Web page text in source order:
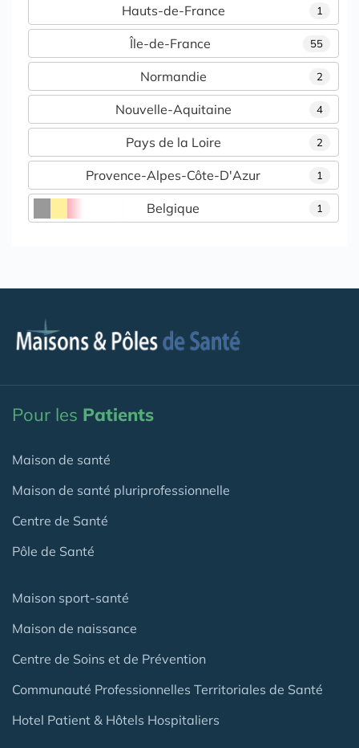
1
Hauts-de-France
55
Île-de-France
2
Normandie
4
Nouvelle-Aquitaine
2
Pays de la Loire
1
Provence-Alpes-Côte-D'Azur
Belgique 1
Pour les Patients
Maison de santé
Maison de santé pluriprofessionnelle
Centre de Santé
Pôle de Santé
Maison sport-santé
Maison de naissance
Centre de Soins et de Prévention
Communauté Professionnelles Territoriales de Santé
Hotel Patient & Hôtels Hospitaliers